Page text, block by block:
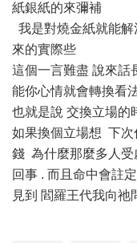
紙銀紙的來彌補
我是對燒金紙就能
來的實際些
這個一言難盡 說來話
能你心情就會轉換看
也就是說 交換立場的
如果換個立場想 下次
錢 為什麼那麼多人
回事 . 而且命中會註
見到 閻羅王代我向祂